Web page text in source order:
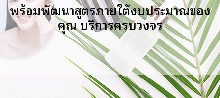
พร้อมพัฒนาสูตรภายใต้งบประมาณของ
คุณ บริการครบวงจร